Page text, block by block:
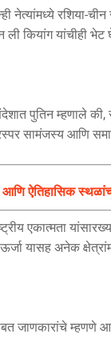
नेत्यांमध्ये रशिया-
ली कियांग
पुतिन म्हणाले
सामंजस्य आणि
आणि ऐतिहासिक
एकात्मता
यासह अनेक
जाणकारांचे म्हणणे